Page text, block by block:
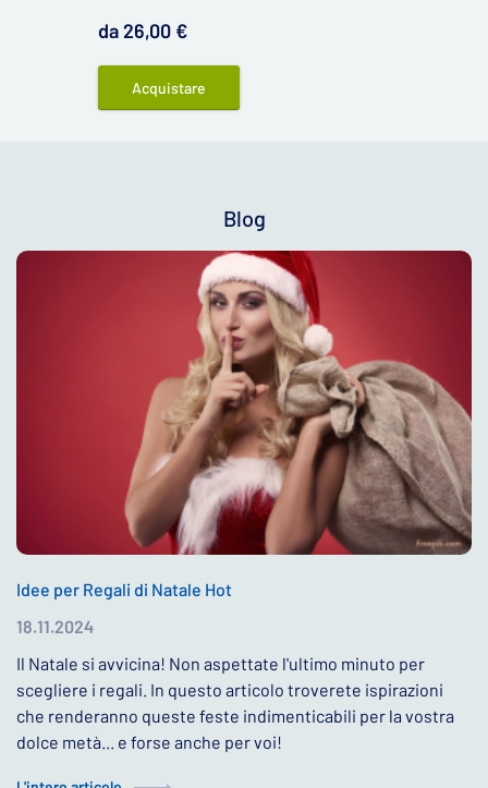
da 26,00 €
Acquistare
Blog
Idee per Regali di Natale Hot
18.11.2024
Il Natale si avvicina! Non aspettate l'ultimo minuto per
scegliere i regali. In questo articolo troverete ispirazioni
che renderanno queste feste indimenticabili per la vostra
dolce metà... e forse anche per voi!